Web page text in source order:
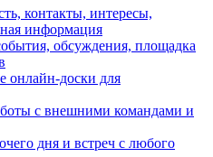
контакты, интересы,
информация
обсуждения, площадка
онлайн-доски для
с внешними командами и
дня и встреч с любого